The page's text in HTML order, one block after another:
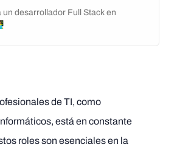
un desarrollador Full Stack en
de TI, como
está en constante
roles son esenciales en la